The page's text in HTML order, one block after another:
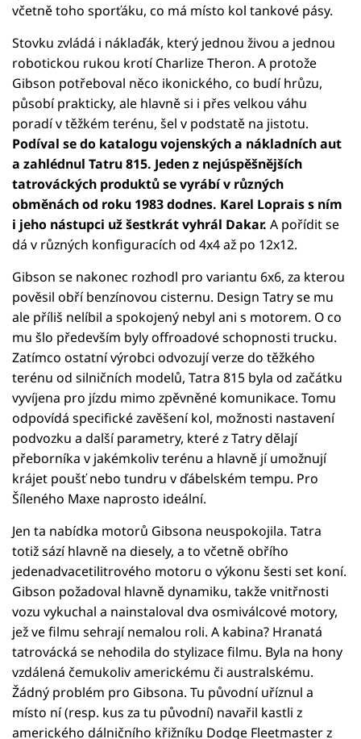
včetně toho sporťáku, co má místo kol tankové pásy.
Stovku zvládá i náklaďák, který jednou živou a jednou
robotickou rukou krotí Charlize Theron. A protože
Gibson potřeboval něco ikonického, co budí hrůzu,
působí prakticky, ale hlavně si i přes velkou váhu
poradí v těžkém terénu, šel v podstatě na jistotu.
Podíval se do katalogu vojenských a nákladních aut
a zahlédnul Tatru 815. Jeden z nejúspěšnějších
tatrováckých produktů se vyrábí v různých
obměnách od roku 1983 dodnes. Karel Loprais s ním
i jeho nástupci už šestkrát vyhrál Dakar. A pořídit se
dá v různých konfiguracích od 4x4 až po 12x12.
Gibson se nakonec rozhodl pro variantu 6x6, za kterou
pověsil obří benzínovou cisternu. Design Tatry se mu
ale příliš nelíbil a spokojený nebyl ani s motorem. O co
mu šlo především byly offroadové schopnosti trucku.
Zatímco ostatní výrobci odvozují verze do těžkého
terénu od silničních modelů, Tatra 815 byla od začátku
vyvíjena pro jízdu mimo zpěvněné komunikace. Tomu
odpovídá specifické zavěšení kol, možnosti nastavení
podvozku a další parametry, které z Tatry dělají
přeborníka v jakémkoliv terénu a hlavně jí umožnují
krájet poušť nebo tundru v ďábelském tempu. Pro
Šíleného Maxe naprosto ideální.
Jen ta nabídka motorů Gibsona neuspokojila. Tatra
totiž sází hlavně na diesely, a to včetně obřího
jedenadvacetilitrového motoru o výkonu šesti set koní.
Gibson požadoval hlavně dynamiku, takže vnitřnosti
vozu vykuchal a nainstaloval dva osmiválcové motory,
jež ve filmu sehrají nemalou roli. A kabina? Hranatá
tatrovácká se nehodila do stylizace filmu. Byla na hony
vzdálená čemukoliv americkému či australskému.
Žádný problém pro Gibsona. Tu původní uříznul a
místo ní (resp. kus za tu původní) navařil kastli z
amerického dálničního křižníku Dodge Fleetmaster z